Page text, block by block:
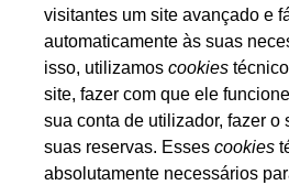
visitantes um site avançado e
automaticamente às suas
isso, utilizamos cookies
site, fazer com que ele
sua conta de utilizador, fazer o
suas reservas. Esses cookies
absolutamente necessários